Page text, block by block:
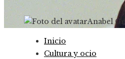
Anabel
Inicio
Cultura y ocio